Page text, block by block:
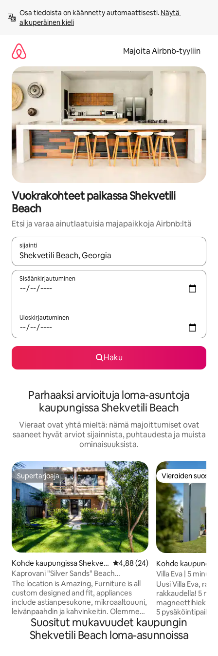
sisältö
väliin
Osa tiedoista on käännetty automaattisesti. Näytä
alkuperäinen kieli
Majoita Airbnb-tyyliin
Vuokrakohteet paikassa Shekvetili
Beach
Etsi ja varaa ainutlaatuisia majapaikkoja Airbnb:ltä
sijainti
Kun tulokset ovat saatavilla, navigoi ylös- ja alas-
Sisäänkirjautuminen
Uloskirjautuminen
Haku
Parhaaksi arvioituja loma-asuntoja
kaupungissa Shekvetili Beach
Vieraat ovat yhtä mieltä: nämä majoittumiset ovat
saaneet hyvät arviot sijainnista, puhtaudesta ja muista
ominaisuuksista.
Supertarjoaja
Supertarjoaja
Kohde kaupungissa Shekveti
li Kaprovani
Keskimääräinen arvio 4,88/5,
4,88 (24)
Kaprovani "Silver Sands" Beach
House<>50M to Sea!
The location is Amazing, Furniture is all
custom designed and fit, appliances
include astianpesukone, mikroaaltouuni,
leivänpaahdin ja kahvinkeitin. Olemme
erityisen ylpeitä olohuoneen valaisimista,
jotka on valmistettu erittäin huolellisesti
200 vuotta vanhasta regeneroidusta
Vieraiden
Vieraiden
Kohde
iVilla Eva | 5
terassi
Uusi Villa Eva,
rakkaudella! 5 minuutin kävelymatka
magneettihiekkarannalle.
5 pysäköintipaikkaa. 5 minuuttia
- 1. kerros: 1 makuuhuone, suuri
olohuone, jossa
jossa suihku. - 2. kerros: 3
Suositut mukavuudet kaupungin
Shekvetili Beach loma-asunnoissa